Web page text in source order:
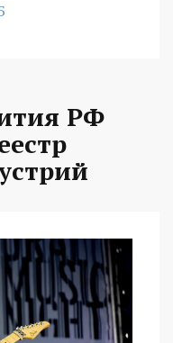
РФ